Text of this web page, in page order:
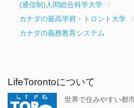
(通信制)人間総合科学大学
カナダの最高学府・トロント大学
カナダの義務教育システム
LifeTorontoについて
世界で住みやすい都